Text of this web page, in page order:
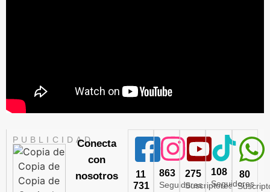
PUBLICIDADConecta
con
nosotros
11
731
863
Seguidores
275
Suscriptores
108
Seguidores
80